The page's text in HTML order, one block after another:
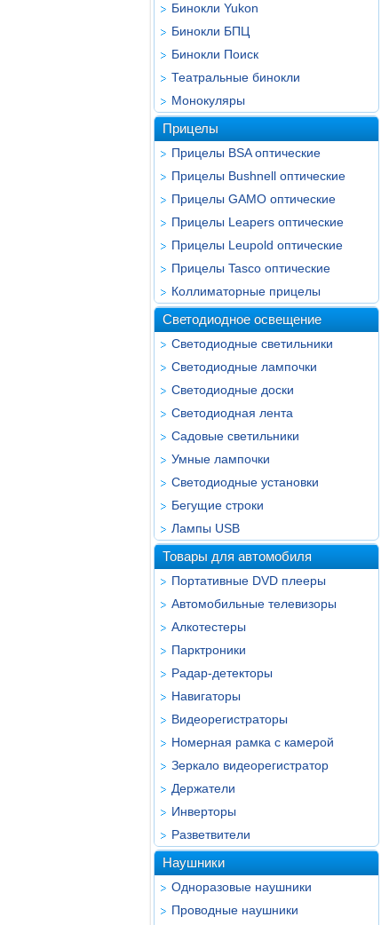
Бинокли Yukon
Бинокли БПЦ
Бинокли Поиск
Театральные бинокли
Монокуляры
Прицелы
Прицелы BSA оптические
Прицелы Bushnell оптические
Прицелы GAMO оптические
Прицелы Leapers оптические
Прицелы Leupold оптические
Прицелы Tasco оптические
Коллиматорные прицелы
Светодиодное освещение
Светодиодные светильники
Светодиодные лампочки
Светодиодные доски
Светодиодная лента
Садовые светильники
Умные лампочки
Светодиодные установки
Бегущие строки
Лампы USB
Товары для автомобиля
Портативные DVD плееры
Автомобильные телевизоры
Алкотестеры
Парктроники
Радар-детекторы
Навигаторы
Видеорегистраторы
Номерная рамка с камерой
Зеркало видеорегистратор
Держатели
Инверторы
Разветвители
Наушники
Одноразовые наушники
Проводные наушники